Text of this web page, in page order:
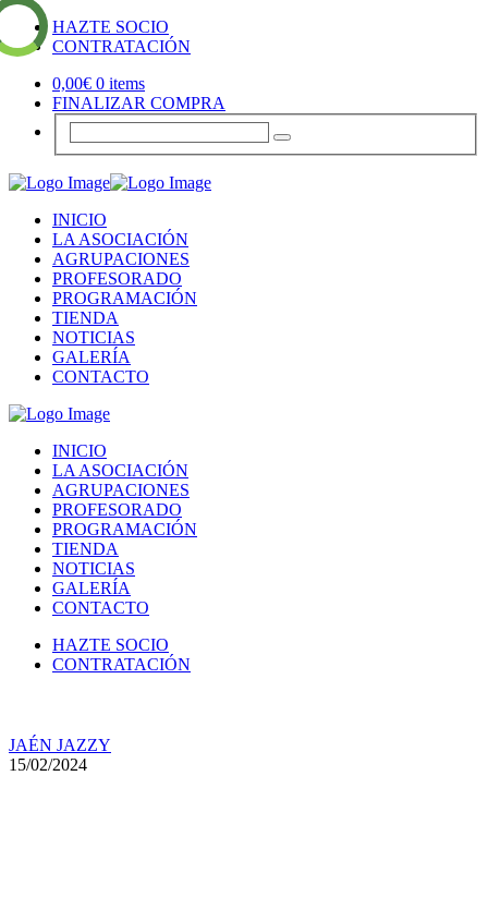
HAZTE SOCIO
CONTRATACIÓN
0,00€ 0 items
FINALIZAR COMPRA
INICIO
LA ASOCIACIÓN
AGRUPACIONES
PROFESORADO
PROGRAMACIÓN
TIENDA
NOTICIAS
GALERÍA
CONTACTO
INICIO
LA ASOCIACIÓN
AGRUPACIONES
PROFESORADO
PROGRAMACIÓN
TIENDA
NOTICIAS
GALERÍA
CONTACTO
HAZTE SOCIO
CONTRATACIÓN
JAÉN JAZZY
15/02/2024